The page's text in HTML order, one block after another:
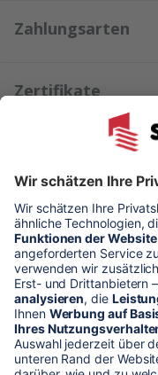
Zahlungsarten
Zertifikate
Kundenmeinungen
* Alle Preise verstehen